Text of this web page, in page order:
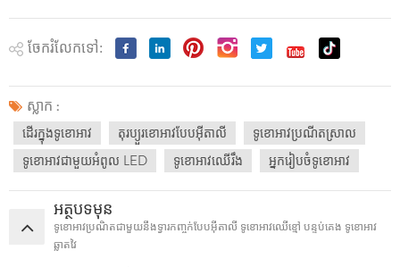
ចែករំលែកទៅ:
ស្លាក :
ដើរក្នុងទូខោអាវ តុរប្យួរខោអាវបែបអ៊ីតាលី
ទូខោអាវប្រណីតស្រាល
ទូខោអាវជាមួយអំពូល LED
ទូខោអាវឈើរឹង អ្នករៀបចំទូខោអាវ
អត្ថបទមុន
ទូខោអាវប្រណិតជាមួយនឹងទ្វារកញ្ចក់បែបអ៊ីតាលី ទូខោអាវឈើខ្មៅ បន្ទប់គេង ទូខោអាវ
ឆ្លាតវៃ